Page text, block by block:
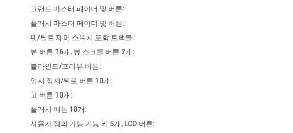
그랜드 마스터 페이더 및 버튼:
플래시 마스터 페이더 및 버튼:
팬/틸트 제어 스위치 포함 트랙볼:
뷰 버튼 16개, 뷰 스크롤 버튼 2개:
블라인드/프리뷰 버튼:
일시 정지/뒤로 버튼 10개:
고 버튼 10개:
플래시 버튼 10개:
사용자 정의 가능 기능 키 5개, LCD 버튼: